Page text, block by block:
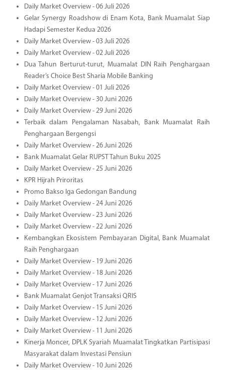
Daily Market Overview - 06 Juli 2026
Gelar Synergy Roadshow di Enam Kota, Bank Muamalat Siap
Hadapi Semester Kedua 2026
Daily Market Overview - 03 Juli 2026
Daily Market Overview - 02 Juli 2026
Dua Tahun Berturut-turut, Muamalat DIN Raih Penghargaan
Reader’s Choice Best Sharia Mobile Banking
Daily Market Overview - 01 Juli 2026
Daily Market Overview - 30 Juni 2026
Daily Market Overview - 29 Juni 2026
Terbaik dalam Pengalaman Nasabah, Bank Muamalat Raih
Penghargaan Bergengsi
Daily Market Overview - 26 Juni 2026
Bank Muamalat Gelar RUPST Tahun Buku 2025
Daily Market Overview - 25 Juni 2026
KPR Hijrah Priroritas
Promo Bakso Iga Gedongan Bandung
Daily Market Overview - 24 Juni 2026
Daily Market Overview - 23 Juni 2026
Daily Market Overview - 22 Juni 2026
Kembangkan Ekosistem Pembayaran Digital, Bank Muamalat
Raih Penghargaan
Daily Market Overview - 19 Juni 2026
Daily Market Overview - 18 Juni 2026
Daily Market Overview - 17 Juni 2026
Bank Muamalat Genjot Transaksi QRIS
Daily Market Overview - 15 Juni 2026
Daily Market Overview - 12 Juni 2026
Daily Market Overview - 11 Juni 2026
Kinerja Moncer, DPLK Syariah Muamalat Tingkatkan Partisipasi
Masyarakat dalam Investasi Pensiun
Daily Market Overview - 10 Juni 2026